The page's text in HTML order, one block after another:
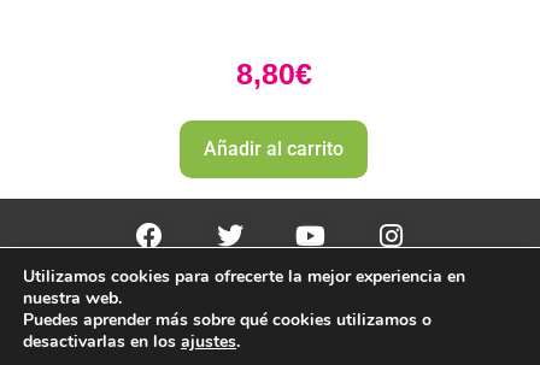
8,80€
Añadir al carrito
PharmaZone © 2022 | |Politica envio y devoluciones.
Utilizamos cookies para ofrecerte la mejor experiencia en
nuestra web.
Puedes aprender más sobre qué cookies utilizamos o
desactivarlas en los ajustes.